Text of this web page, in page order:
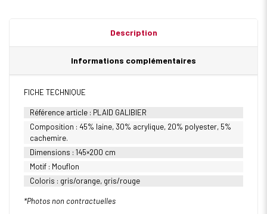
Description
Informations complémentaires
FICHE TECHNIQUE
Référence article : PLAID GALIBIER
Composition : 45% laine, 30% acrylique, 20% polyester, 5%
cachemire.
Dimensions : 145×200 cm
Motif : Mouflon
Coloris : gris/orange, gris/rouge
*Photos non contractuelles